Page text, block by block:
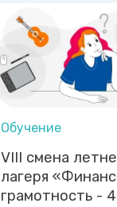
Обучение
VIII смена
лагеря
грамотность -